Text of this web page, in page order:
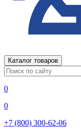
Каталог товаров
0
0
+7 (800) 300-62-06